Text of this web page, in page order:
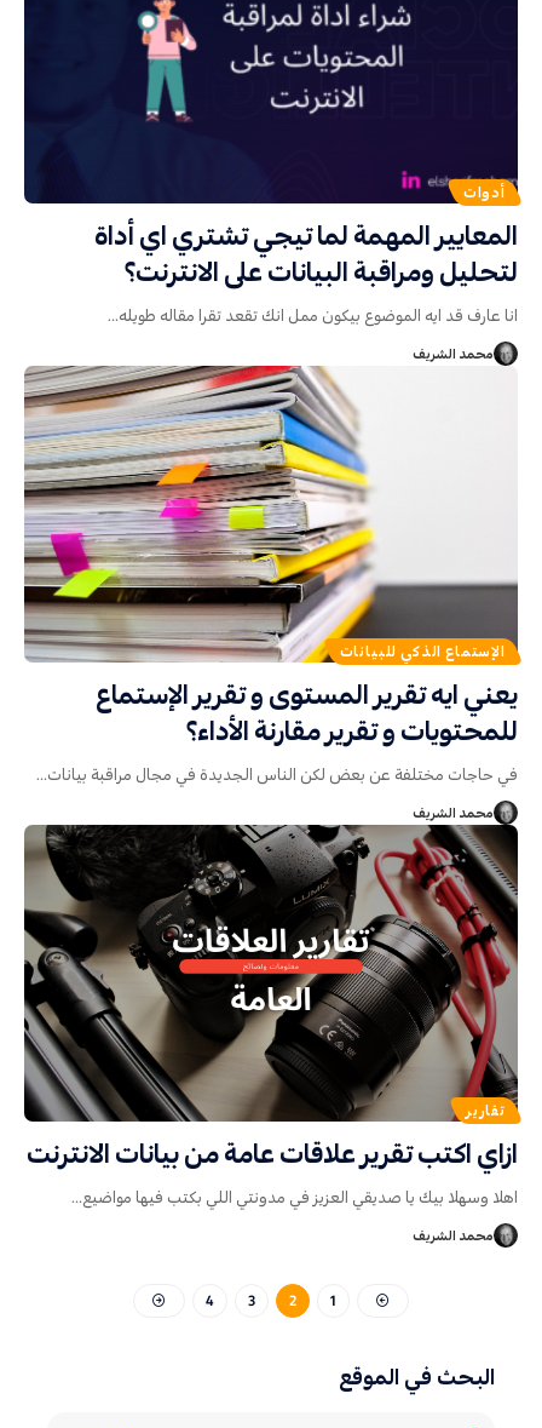
أدوات
المعايير المهمة لما تيجي تشتري اي أداة
لتحليل ومراقبة البيانات على الانترنت؟
انا عارف قد ايه الموضوع بيكون ممل انك تقعد تقرا مقاله طويله…
محمد الشريف
الإستماع الذكي للبيانات
يعني ايه تقرير المستوى و تقرير الإستماع
للمحتويات و تقرير مقارنة الأداء؟
في حاجات مختلفة عن بعض لكن الناس الجديدة في مجال مراقبة بيانات…
محمد الشريف
تقارير
ازاي اكتب تقرير علاقات عامة من بيانات الانترنت
اهلا وسهلا بيك يا صديقي العزيز في مدونتي اللي بكتب فيها مواضيع…
محمد الشريف
1
2
3
4
البحث في الموقع